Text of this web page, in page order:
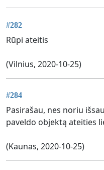
#282
Rūpi ateitis
(Vilnius, 2020-10-25)
#284
Pasirašau, nes noriu
paveldo objektą ateities
(Kaunas, 2020-10-25)